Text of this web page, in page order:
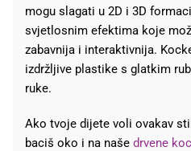
mogu slagati u 2D i 3D
svjetlosnim efektima koje
zabavnija i interaktivnija.
izdržljive plastike s glatkim
ruke.
Ako tvoje dijete voli ovakav
baciš oko i na naše drvene